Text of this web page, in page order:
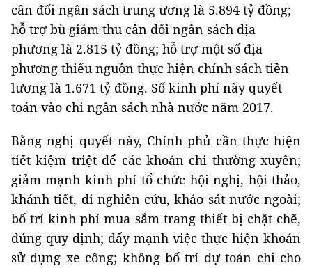
cân đối ngân sách trung ương là 5.894 tỷ đồng;
hỗ trợ bù giảm thu cân đối ngân sách địa
phương là 2.815 tỷ đồng; hỗ trợ một số địa
phương thiếu nguồn thực hiện chính sách tiền
lương là 1.671 tỷ đồng. Số kinh phí này quyết
toán vào chi ngân sách nhà nước năm 2017.
Bằng nghị quyết này, Chính phủ cần thực hiện
tiết kiệm triệt để các khoản chi thường xuyên;
giảm mạnh kinh phí tổ chức hội nghị, hội thảo,
khánh tiết, đi nghiên cứu, khảo sát nước ngoài;
bố trí kinh phí mua sắm trang thiết bị chặt chẽ,
đúng quy định; đẩy mạnh việc thực hiện khoán
sử dụng xe công; không bố trí dự toán chi cho